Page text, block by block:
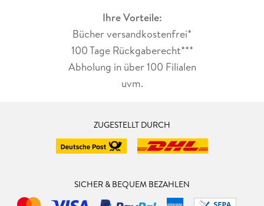
Ihre Vorteile:
Bücher versandkostenfrei*
100 Tage Rückgaberecht***
Abholung in über 100 Filialen
uvm.
ZUGESTELLT DURCH
SICHER & BEQUEM BEZAHLEN